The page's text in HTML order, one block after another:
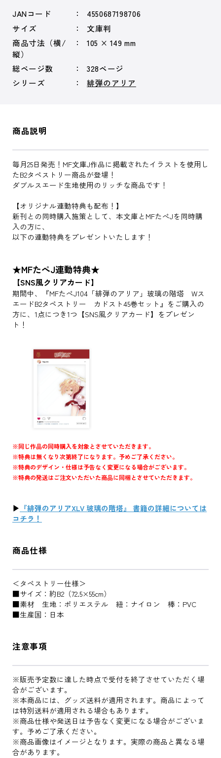
JANコード
4550687198706
サイズ
文庫判
商品寸法（横/
縦）
105 × 149 mm
総ページ数
328ページ
シリーズ
緋弾のアリア
商品説明
毎月25日発売！MF文庫J作品に掲載されたイラストを使用し
たB2タペストリー商品が登場！
ダブルスエード生地使用のリッチな商品です！
【オリジナル連動特典も配布！】
新刊との同時購入施策として、本文庫とMFたぺJを同時購
入の方に、
以下の連動特典をプレゼントいたします！
★MFたぺJ連動特典★
【SNS風クリアカード】
期間中、『MFたぺJ104「緋弾のアリア」玻璃の階塔 Wス
エードB2タペストリー カドスト45巻セット』をご購入の
方に、1点につき1つ【SNS風クリアカード】をプレゼン
ト！
※同じ作品の同時購入を対象とさせていただきます。
※特典は無くなり次第終了になります。予めご了承ください。
※特典のデザイン・仕様は予告なく変更になる場合がございます。
※特典の発送はご注文いただいた商品に同梱とさせていただきます。
▶ 『緋弾のアリアXLV 玻璃の階塔』 書籍の詳細については
コチラ！
商品仕様
＜タペストリー仕様＞
■サイズ：約B2（72.5×55cm）
■素材 生地：ポリエステル 紐：ナイロン 棒：PVC
■生産国：日本
注意事項
※販売予定数に達した時点で受付を終了させていただく場
合がございます。
※本商品には、グッズ送料が適用されます。商品によって
は特別送料が適用される場合もあります。
※商品仕様や発送日は予告なく変更になる場合がございま
す。予めご了承ください。
※商品画像はイメージとなります。実際の商品と異なる場
合があります。